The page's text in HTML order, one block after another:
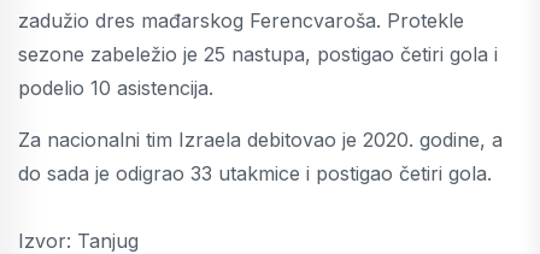
zadužio dres mađarskog Ferencvaroša. Protekle
sezone zabeležio je 25 nastupa, postigao četiri gola i
podelio 10 asistencija.
Za nacionalni tim Izraela debitovao je 2020. godine, a
do sada je odigrao 33 utakmice i postigao četiri gola.
Izvor: Tanjug